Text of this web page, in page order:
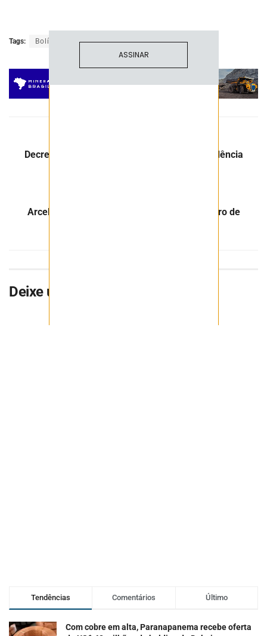
Tags: Bolívia
Decreto de Lula visa diminuir em 50% dependência
ArcelorMittal investe R$ 12 milhões em Centro de
Deixe uma resposta
Tendências Comentários Último
Com cobre em alta, Paranapanema recebe oferta
ASSINAR